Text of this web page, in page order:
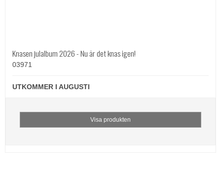
Knasen julalbum 2026 - Nu är det knas igen!
03971
UTKOMMER I AUGUSTI
Visa produkten